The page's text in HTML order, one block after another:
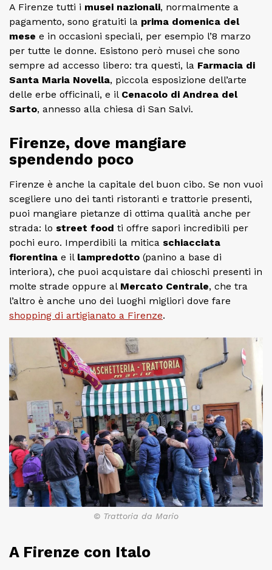
A Firenze tutti i musei nazionali, normalmente a
pagamento, sono gratuiti la prima domenica del
mese e in occasioni speciali, per esempio l’8 marzo
per tutte le donne. Esistono però musei che sono
sempre ad accesso libero: tra questi, la Farmacia di
Santa Maria Novella, piccola esposizione dell’arte
delle erbe officinali, e il Cenacolo di Andrea del
Sarto, annesso alla chiesa di San Salvi.
Firenze, dove mangiare
spendendo poco
Firenze è anche la capitale del buon cibo. Se non vuoi
scegliere uno dei tanti ristoranti e trattorie presenti,
puoi mangiare pietanze di ottima qualità anche per
strada: lo street food ti offre sapori incredibili per
pochi euro. Imperdibili la mitica schiacciata
fiorentina e il lampredotto (panino a base di
interiora), che puoi acquistare dai chioschi presenti in
molte strade oppure al Mercato Centrale, che tra
l’altro è anche uno dei luoghi migliori dove fare
shopping di artigianato a Firenze.
© Trattoria da Mario
A Firenze con Italo